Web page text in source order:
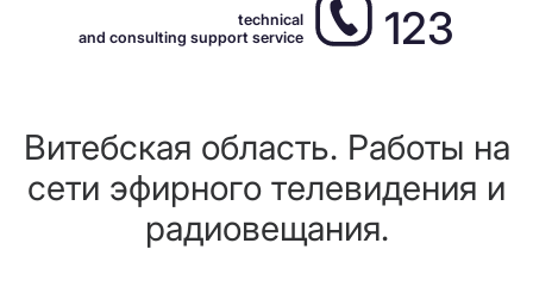
technical
and consulting support service
123
Витебская область. Работы на
сети эфирного телевидения и
радиовещания.